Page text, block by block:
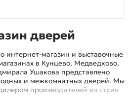
дверей
интернет-магазин и выставочные
в Кунцево, Медведково,
Ушакова представлено
и межкомнатных дверей. Мы
производителей из стран